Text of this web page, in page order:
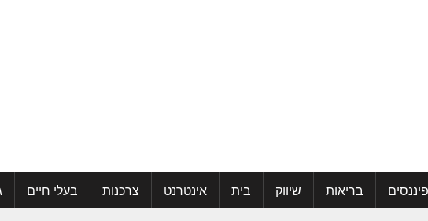
פיננסים בריאות שיווק בית אינטרנט צרכנות בעלי חיים